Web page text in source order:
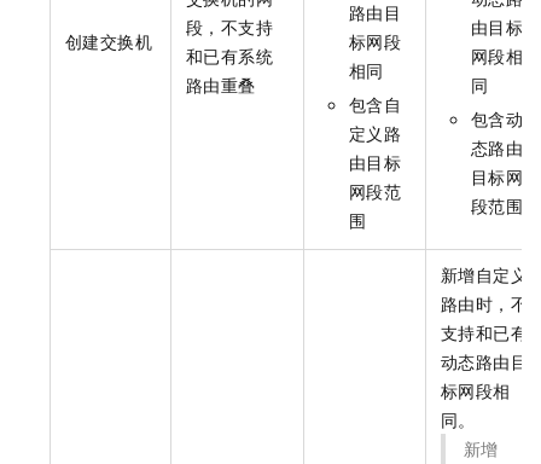
创建交换机
段，不支持
和已有系统
路由重叠
路由目
标网段
相同
包含自
定义路
由目标
网段范
围
由目标
网段相
同
包含动
态路由
目标网
段范围
新增自定义
路由时，不
支持和已有
动态路由目
标网段相
同。
新增